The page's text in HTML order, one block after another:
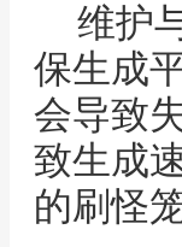
维护
保生成
会导致
致生成
的刷怪